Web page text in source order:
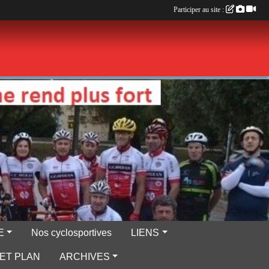
Nos cyclosportives LIENS
PLAN ARCHIVES
Participer au site :